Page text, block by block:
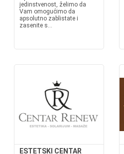
jedinstvenost, želimo da
Vam omogućimo da
apsolutno zablistate i
zasenite s...
ESTETSKI CENTAR